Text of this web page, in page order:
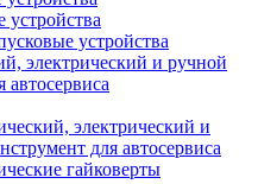
устройства
устройства
электрический и ручной
автосервиса
электрический и
для автосервиса
гайковерты